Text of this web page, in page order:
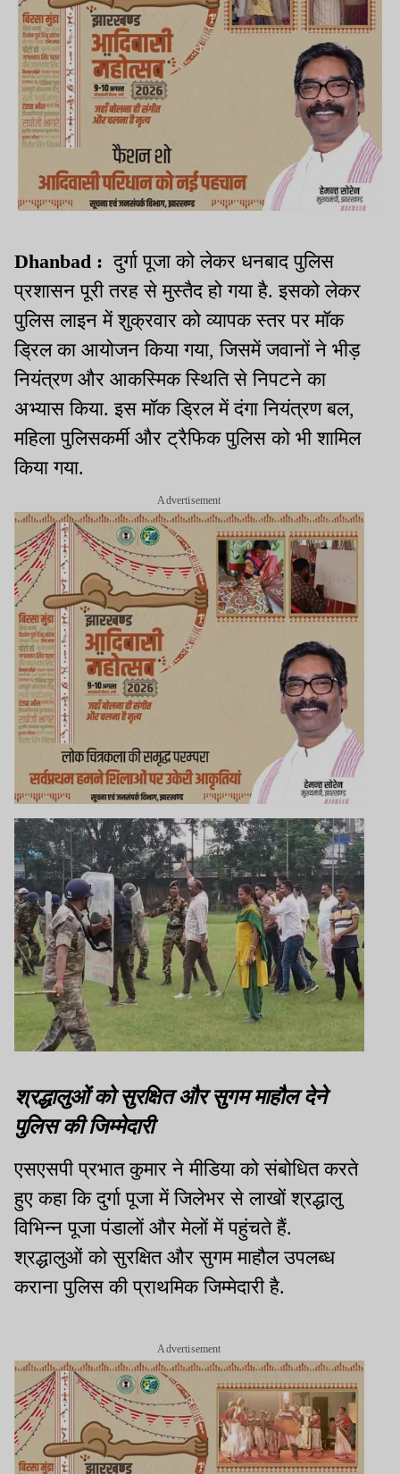
Dhanbad :दुर्गा पूजा को लेकर धनबाद पुलिस
प्रशासन पूरी तरह से मुस्तैद हो गया है. इसको लेकर
पुलिस लाइन में शुक्रवार को व्यापक स्तर पर मॉक
ड्रिल का आयोजन किया गया, जिसमें जवानों ने भीड़
नियंत्रण और आकस्मिक स्थिति से निपटने का
अभ्यास किया. इस मॉक ड्रिल में दंगा नियंत्रण बल,
महिला पुलिसकर्मी और ट्रैफिक पुलिस को भी शामिल
किया गया.
Advertisement
श्रद्धालुओं को सुरक्षित और सुगम माहौल देने
पुलिस की जिम्मेदारी
एसएसपी प्रभात कुमार ने मीडिया को संबोधित करते
हुए कहा कि दुर्गा पूजा में जिलेभर से लाखों श्रद्धालु
विभिन्न पूजा पंडालों और मेलों में पहुंचते हैं.
श्रद्धालुओं को सुरक्षित और सुगम माहौल उपलब्ध
कराना पुलिस की प्राथमिक जिम्मेदारी है.
Advertisement